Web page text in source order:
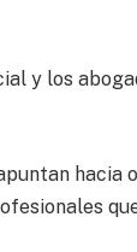
y los
hacia